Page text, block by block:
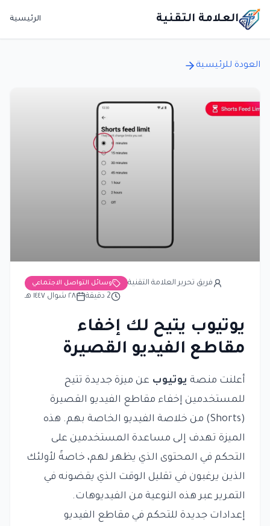
العلامة التقنية الرئيسية
العودة للرئيسية
وسائل التواصل الاجتماعي
فريق تحرير العلامة التقنية
٢٨ شوال ١٤٤٧ هـ
2 دقيقة
يوتيوب يتيح لك إخفاء
مقاطع الفيديو القصيرة
أعلنت منصة يوتيوب عن ميزة جديدة تتيح
للمستخدمين إخفاء مقاطع الفيديو القصيرة
(Shorts) من خلاصة الفيديو الخاصة بهم. هذه
الميزة تهدف إلى مساعدة المستخدمين على
التحكم في المحتوى الذي يظهر لهم، خاصةً لأولئك
الذين يرغبون في تقليل الوقت الذي يقضونه في
التمرير عبر هذه النوعية من الفيديوهات.
إعدادات جديدة للتحكم في مقاطع الفيديو